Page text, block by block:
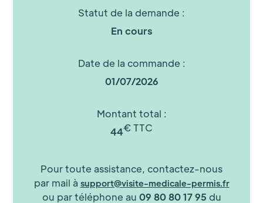
Statut de la demande :
En cours
Date de la commande :
01/07/2026
Montant total :
44€ TTC
Pour toute assistance, contactez-nous
par mail à support@visite-medicale-permis.fr
ou par téléphone au 09 80 80 17 95 du